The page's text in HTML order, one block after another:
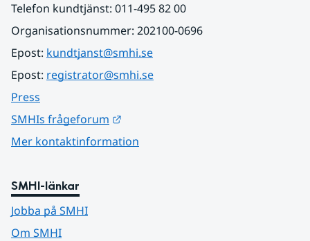
Telefon kundtjänst: 011-495 82 00
Organisationsnummer: 202100-0696
Epost: kundtjanst@smhi.se
Epost: registrator@smhi.se
Press
SMHIs frågeforum
Mer kontaktinformation
SMHI-länkar
Jobba på SMHI
Om SMHI